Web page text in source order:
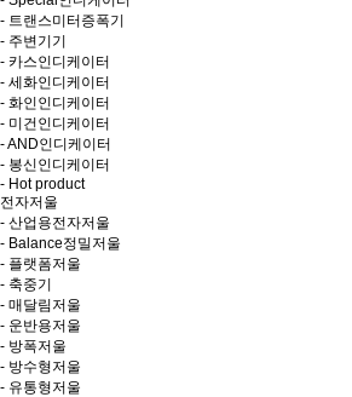
- 트랜스미터증폭기
- 주변기기
- 카스인디케이터
- 세화인디케이터
- 화인인디케이터
- 미건인디케이터
- AND인디케이터
- 봉신인디케이터
- Hot product
전자저울
- 산업용전자저울
- Balance정밀저울
- 플랫폼저울
- 축중기
- 매달림저울
- 운반용저울
- 방폭저울
- 방수형저울
- 유통형저울